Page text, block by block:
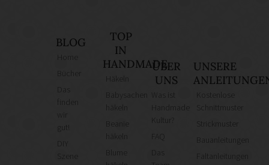
BLOG
finden
gut!
TOP
IN
HANDMADE
häkeln
ÜBER
UNS
Was ist
Kultur?
UNSERE
Kostenlose
Schnittmuster
Strickmuster
Bauanleitungen
Faltanleitungen